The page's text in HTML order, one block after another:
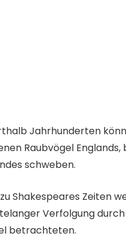
Jahrhunderten
Raubvögel
schweben.
Shakespeares Zeiten
Verfolgung
betrachteten.